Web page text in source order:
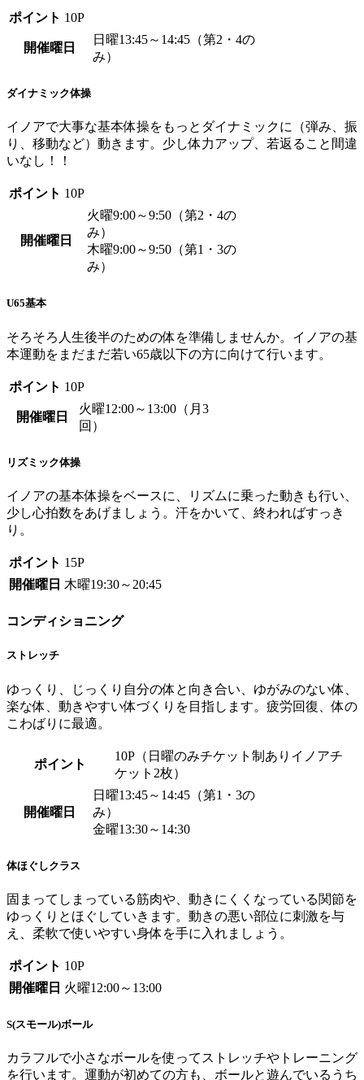
ポイント 10P
開催曜日
日曜13:45～14:45（第2・4の
み）
ダイナミック体操
イノアで大事な基本体操をもっとダイナミックに（弾み、振
り、移動など）動きます。少し体力アップ、若返ること間違
いなし！！
ポイント 10P
開催曜日
火曜9:00～9:50（第2・4の
み）
木曜9:00～9:50（第1・3の
み）
U65基本
そろそろ人生後半のための体を準備しませんか。イノアの基
本運動をまだまだ若い65歳以下の方に向けて行います。
ポイント 10P
開催曜日
火曜12:00～13:00（月3
回）
リズミック体操
イノアの基本体操をベースに、リズムに乗った動きも行い、
少し心拍数をあげましょう。汗をかいて、終わればすっき
り。
ポイント 15P
開催曜日 木曜19:30～20:45
コンディショニング
ストレッチ
ゆっくり、じっくり自分の体と向き合い、ゆがみのない体、
楽な体、動きやすい体づくりを目指します。疲労回復、体の
こわばりに最適。
ポイント
10P（日曜のみチケット制ありイノアチ
ケット2枚）
開催曜日
日曜13:45～14:45（第1・3の
み）
金曜13:30～14:30
体ほぐしクラス
固まってしまっている筋肉や、動きにくくなっている関節を
ゆっくりとほぐしていきます。動きの悪い部位に刺激を与
え、柔軟で使いやすい身体を手に入れましょう。
ポイント 10P
開催曜日 火曜12:00～13:00
S(スモール)ボール
カラフルで小さなボールを使ってストレッチやトレーニング
を行います。運動が初めての方も、ボールと遊んでいるうち